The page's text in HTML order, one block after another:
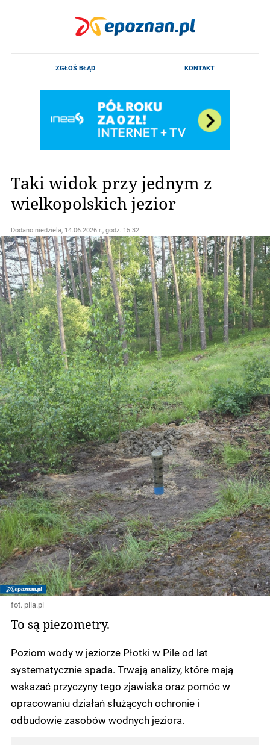
Taki widok przy jednym z
wielkopolskich jezior
Dodano niedziela, 14.06.2026 r., godz. 15.32
fot. pila.pl
To są piezometry.
Poziom wody w jeziorze Płotki w Pile od lat
systematycznie spada. Trwają analizy, które mają
wskazać przyczyny tego zjawiska oraz pomóc w
opracowaniu działań służących ochronie i
odbudowie zasobów wodnych jeziora.